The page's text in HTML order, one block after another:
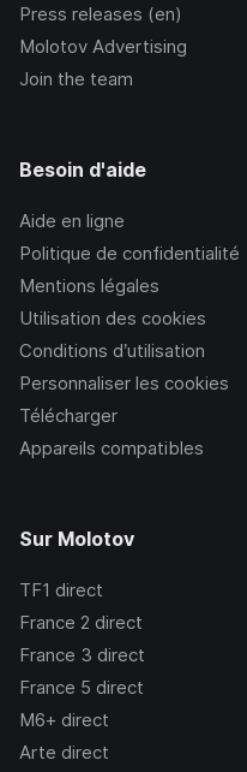
Press releases (en)
Molotov Advertising
Join the team
Besoin d'aide
Aide en ligne
Politique de confidentialité
Mentions légales
Utilisation des cookies
Conditions d’utilisation
Personnaliser les cookies
Télécharger
Appareils compatibles
Sur Molotov
TF1 direct
France 2 direct
France 3 direct
France 5 direct
M6+ direct
Arte direct